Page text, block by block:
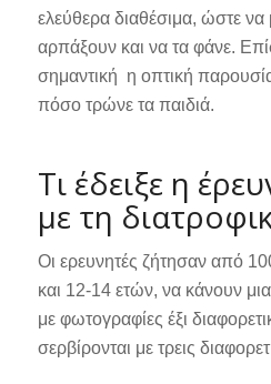
ελεύθερα διαθέσιμα, ώστε
αρπάξουν και να τα φάνε.
σημαντική η οπτική
πόσο τρώνε τα παιδιά.
Τι έδειξε η
με τη
Οι ερευνητές ζήτησαν από
και 12-14 ετών, να κάνουν
με φωτογραφίες έξι
σερβίρονται με τρεις